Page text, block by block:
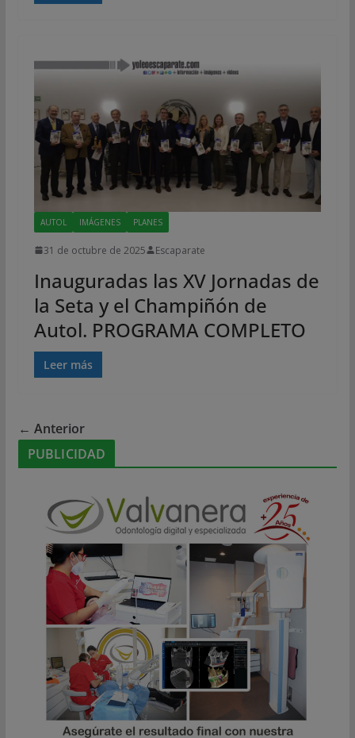
AUTOL IMÁGENES PLANES
31 de octubre de 2025 Escaparate
Inauguradas las XV Jornadas de
la Seta y el Champiñón de
Autol. PROGRAMA COMPLETO
Leer más
← Anterior
PUBLICIDAD